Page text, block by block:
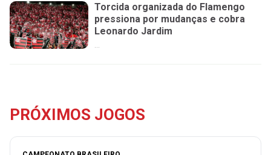
Torcida organizada do Flamengo
pressiona por mudanças e cobra
Leonardo Jardim
...
PRÓXIMOS JOGOS